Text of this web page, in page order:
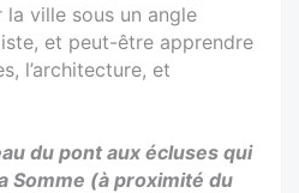
la ville sous un angle
et peut-être apprendre
l’architecture, et
du pont aux écluses qui
Somme (à proximité du